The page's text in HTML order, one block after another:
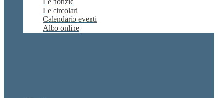
Le notizie
Le circolari
Calendario eventi
Albo online